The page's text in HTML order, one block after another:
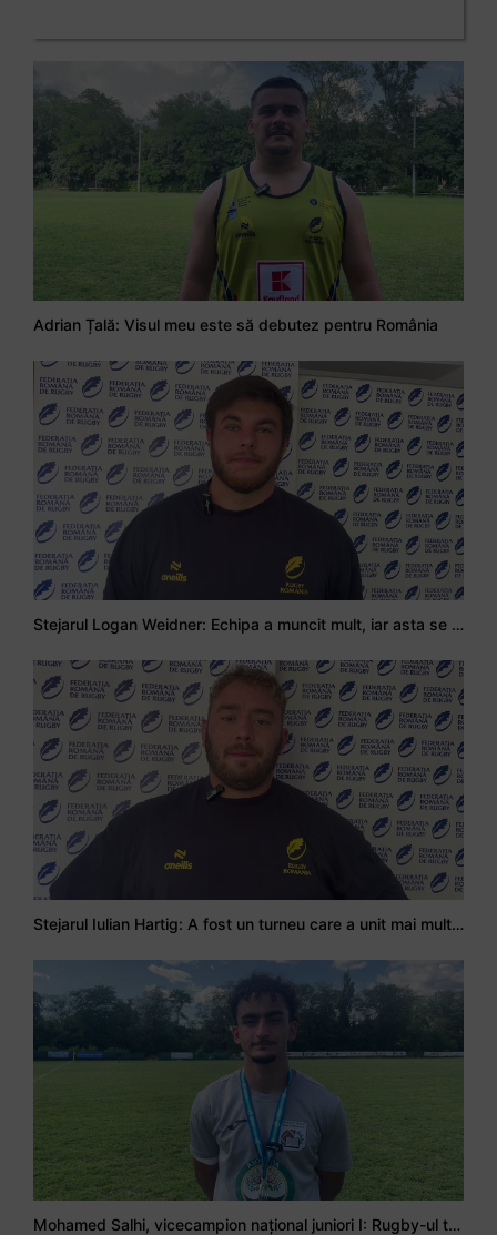
Adrian Țală: Visul meu este să debutez pentru România
Stejarul Logan Weidner: Echipa a muncit mult, iar asta se va vedea în meciurile de la Nations Cup
Stejarul Iulian Hartig: A fost un turneu care a unit mai mult echipa
Mohamed Salhi, vicecampion național juniori I: Rugby-ul te învață să accepți și înfrângerile